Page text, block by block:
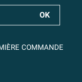
COMMANDE